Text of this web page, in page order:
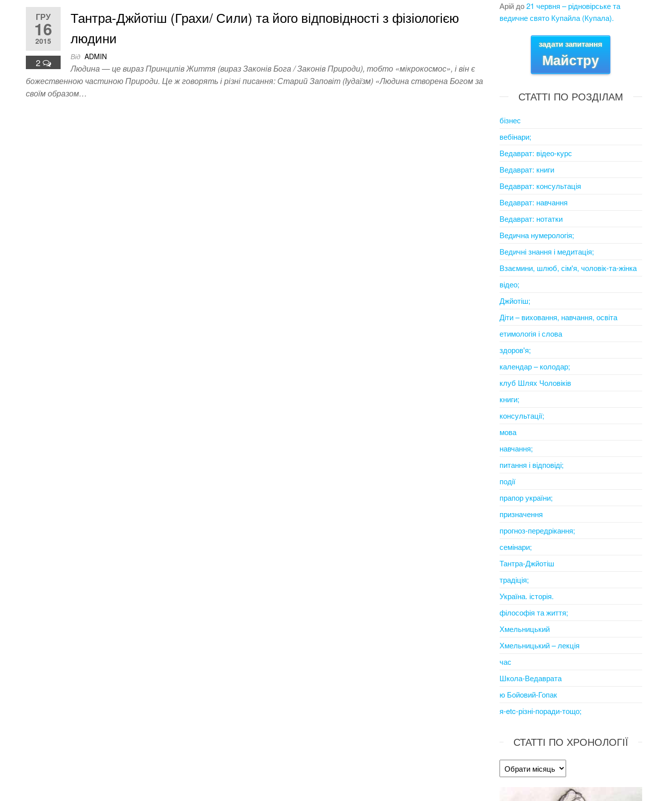
ГРУ
16
2015
2
Тантра-Джйотіш (Грахи/ Сили) та його відповідності з фізіологією
людини
Від ADMIN
Людина — це вираз Принципів Життя (вираз Законів Бога / Законів Природи), тобто «мікрокосмос», і він є
божественною частиною Природи. Це ж говорять і різні писання: Старий Заповіт (Іудаїзм) «Людина створена Богом за
своїм образом…
Арійдо21 червня – рідновірське та
ведичне свято Купайла (Купала).
задати запитання
Майстру
СТАТТІ ПО РОЗДІЛАМ
бізнес
вебінари;
Ведаврат: відео-курс
Ведаврат: книги
Ведаврат: консультація
Ведаврат: навчання
Ведаврат: нотатки
Ведична нумерологія;
Ведичні знання і медитація;
Взаємини, шлюб, сім'я, чоловік-та-жінка
відео;
Джйотіш;
Діти – виховання, навчання, освіта
етимологія і слова
здоров'я;
календар – колодар;
клуб Шлях Чоловіків
книги;
консультації;
мова
навчання;
питання і відповіді;
події
прапор україни;
призначення
прогноз-передрікання;
семінари;
Тантра-Джйотіш
традіція;
Україна. історія.
філософія та життя;
Хмельницький
Хмельницький – лекція
час
Школа-Ведаврата
ю Бойовий-Гопак
я-etc-різні-поради-тощо;
СТАТТІ ПО ХРОНОЛОГІЇ
Статті
по